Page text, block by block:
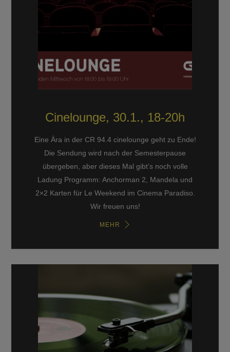
Cinelounge, 30.1., 18-20h
Eine Ära in der CR 94.4 cinelounge geht zu Ende!
Die Sendung wird nach der Semesterpause
übergeben, aber dieses Mal gibt’s noch volle
Ladung Programm: Anchorman 2, Mandela und
2×2 Karten für Le Weekend im Cinema Paradiso.
Wir freuen uns!
MEHR